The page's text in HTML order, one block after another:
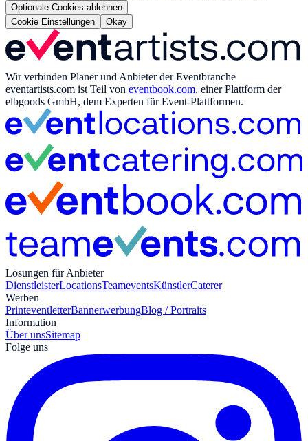
Optionale Cookies ablehnen
Cookie Einstellungen
Okay
Wir verbinden Planer und Anbieter der Eventbranche
eventartists.com ist Teil von eventbook.com, einer Plattform der
elbgoods GmbH, dem Experten für Event-Plattformen.
Lösungen für Anbieter
DienstleisterLocationsTeameventsKünstlerCaterer
Werben
PrinteventletterBannerwerbungBlog / Portraits
Information
Über unsSitemap
Folge uns